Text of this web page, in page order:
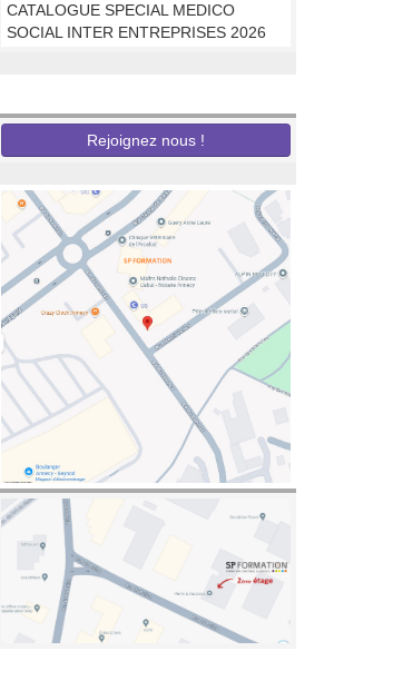
CATALOGUE SPECIAL MEDICO
SOCIAL INTER ENTREPRISES 2026
Rejoignez nous !